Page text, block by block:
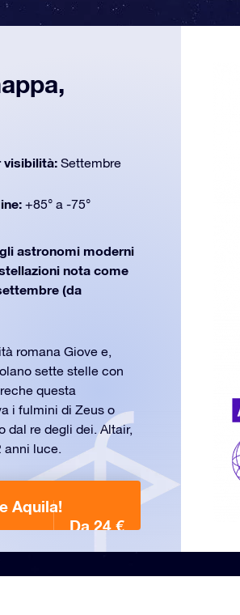
visibilità: Settembre
+85° a -75°
astronomi moderni
nota come
(da
romana Giove e,
sette stelle con
questa
i fulmini di Zeus o
dal re degli dei. Altair,
anni luce.
Aquila!
Da 24 €